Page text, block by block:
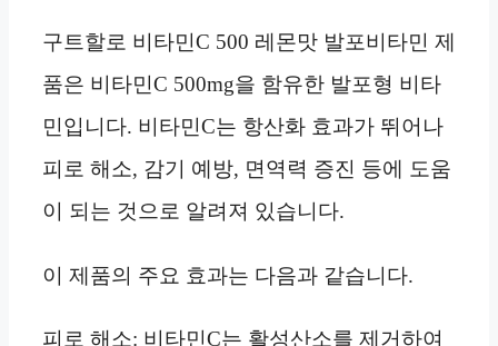
구트할로 비타민C 500 레몬맛 발포비타민 제
품은 비타민C 500mg을 함유한 발포형 비타
민입니다. 비타민C는 항산화 효과가 뛰어나
피로 해소, 감기 예방, 면역력 증진 등에 도움
이 되는 것으로 알려져 있습니다.
이 제품의 주요 효과는 다음과 같습니다.
피로 해소: 비타민C는 활성산소를 제거하여